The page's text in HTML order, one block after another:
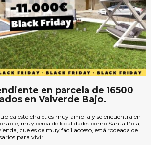
en parcela de 16500
en Valverde Bajo.
ubica este chalet es muy amplia y se encuentra en
muy cerca de localidades como Santa Pola,
que es de muy fácil acceso, está rodeada de
para vivir..